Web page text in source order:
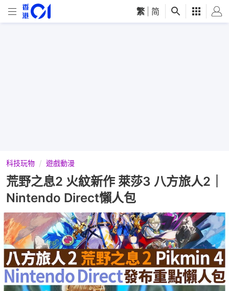
繁 简
科技玩物 遊戲動漫
荒野之息2 火紋新作 萊莎3 八方旅人2｜
Nintendo Direct懶人包